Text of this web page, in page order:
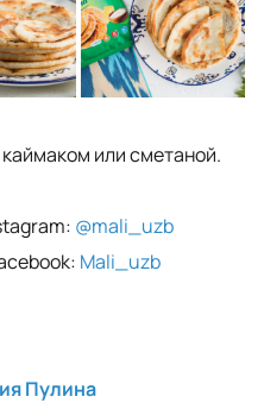
или сметаной.
@mali_uzb
Mali_uzb
Пулина